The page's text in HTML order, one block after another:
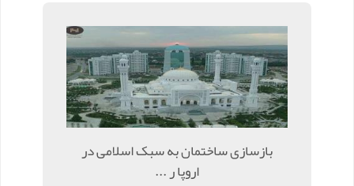
بازسازی ساختمان به سبک اسلامی در
اروپا ر ...